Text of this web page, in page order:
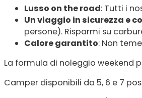
Lusso on the road: Tutti i
Un viaggio in sicurezza e
persone). Risparmi su
Calore garantito: Non
La formula di noleggio weekend
Camper disponibili da 5, 6 e 7